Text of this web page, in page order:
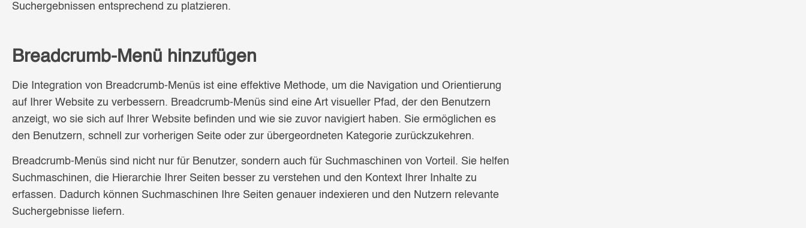
Suchergebnissen entsprechend zu platzieren.
Breadcrumb-Menü hinzufügen
Die Integration von Breadcrumb-Menüs ist eine effektive Methode, um die Navigation und Orientierung
auf Ihrer Website zu verbessern. Breadcrumb-Menüs sind eine Art visueller Pfad, der den Benutzern
anzeigt, wo sie sich auf Ihrer Website befinden und wie sie zuvor navigiert haben. Sie ermöglichen es
den Benutzern, schnell zur vorherigen Seite oder zur übergeordneten Kategorie zurückzukehren.
Breadcrumb-Menüs sind nicht nur für Benutzer, sondern auch für Suchmaschinen von Vorteil. Sie helfen
Suchmaschinen, die Hierarchie Ihrer Seiten besser zu verstehen und den Kontext Ihrer Inhalte zu
erfassen. Dadurch können Suchmaschinen Ihre Seiten genauer indexieren und den Nutzern relevante
Suchergebnisse liefern.